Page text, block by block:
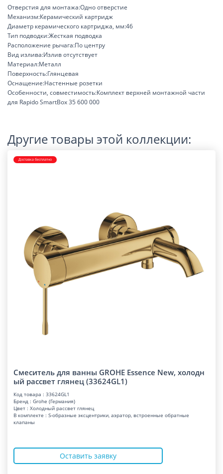
Отверстия для монтажа:Одно отверстие
Механизм:Керамический картридж
Диаметр керамического картриджа, мм:46
Тип подводки:Жесткая подводка
Расположение рычага:По центру
Вид излива:Излив отсутствует
Материал:Металл
Поверхность:Глянцевая
Оснащение:Настенные розетки
Особенности, совместимость:Комплект верхней монтажной части
для Rapido SmartBox 35 600 000
Другие товары этой коллекции:
Доставка бесплатно
Смеситель для ванны GROHE Essence New, холодн
ый рассвет глянец (33624GL1)
Код товара : 33624GL1
Бренд : Grohe (Германия)
Цвет : Холодный рассвет глянец
В комплекте : S-образные эксцентрики, аэратор, встроенные обратные
клапаны
Оставить заявку